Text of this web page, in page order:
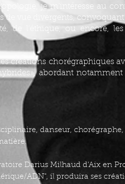
je m’intéresse au
de vue divergents,
de l’éthique, ou encore,
créations chorégraphiques
abordant
danseur,
Darius Milhaud d’Aix en
ADN", il produira ses